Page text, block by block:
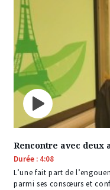
Rencontre avec deux
Durée : 4:08
L’une fait part de
parmi ses consœurs et